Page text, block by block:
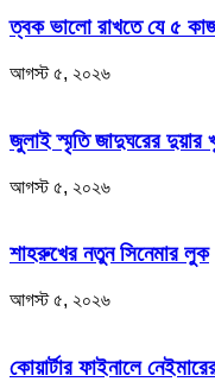
ত্বক ভালো রাখতে যে ৫
আগস্ট ৫, ২০২৬
জুলাই স্মৃতি জাদুঘরের দুয়ার
আগস্ট ৫, ২০২৬
শাহরুখের নতুন সিনেমার লুক
আগস্ট ৫, ২০২৬
কোয়ার্টার ফাইনালে